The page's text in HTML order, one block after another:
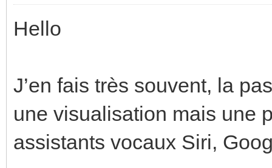
Hello
J’en fais très souvent, la
une visualisation mais une
assistants vocaux Siri,